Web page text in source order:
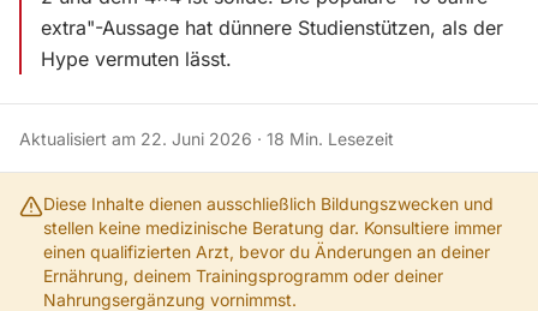
extra"-Aussage hat dünnere Studienstützen, als der
Hype vermuten lässt.
Aktualisiert am 22. Juni 2026 · 18 Min. Lesezeit
Diese Inhalte dienen ausschließlich Bildungszwecken und
stellen keine medizinische Beratung dar. Konsultiere immer
einen qualifizierten Arzt, bevor du Änderungen an deiner
Ernährung, deinem Trainingsprogramm oder deiner
Nahrungsergänzung vornimmst.